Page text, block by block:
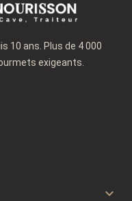
10 ans. Plus de 4 000
exigeants.
